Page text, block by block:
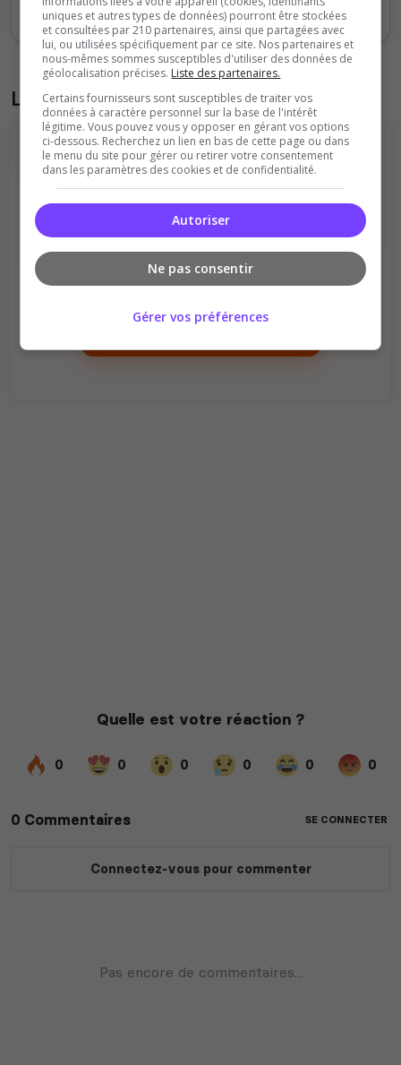
Votes Clics
Liste des avis du serveur
Il n'y a pas encore d'avis sur ce serveur.
Qualité
Staff du serveur
uniques et autres types de données) pourront être stockées
et consultées par 210 partenaires, ainsi que partagées avec
lui, ou utilisées spécifiquement par ce site. Nos partenaires et
nous-mêmes sommes susceptibles d'utiliser des données de
géolocalisation précises. Liste des partenaires.
Certains fournisseurs sont susceptibles de traiter vos
données à caractère personnel sur la base de l'intérêt
légitime. Vous pouvez vous y opposer en gérant vos options
ci-dessous. Recherchez un lien en bas de cette page ou dans
le menu du site pour gérer ou retirer votre consentement
dans les paramètres des cookies et de confidentialité.
Autoriser
Ne pas consentir
Gérer vos préférences